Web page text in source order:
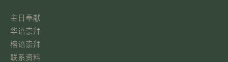
主日奉献​
华语崇拜
榕语崇拜
联系资料​